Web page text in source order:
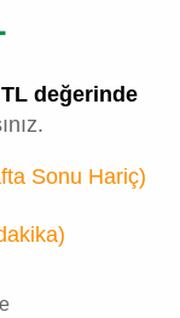
TL değerinde
Sonu Hariç)
)